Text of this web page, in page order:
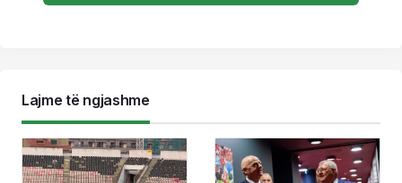
Lajme të ngjashme